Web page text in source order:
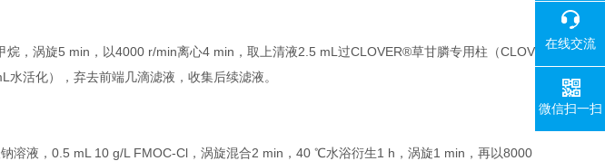
，涡旋5 min，以4000 r/min离心4 min，取上清液2.5 mL过CLOVER®草甘膦专用柱（CLOV
活化），弃去前端几滴滤液，收集后续滤液。
溶液，0.5 mL 10 g/L FMOC-Cl，涡旋混合2 min，40 ℃水浴衍生1 h，涡旋1 min，再以8000
在线交流
微信扫一扫